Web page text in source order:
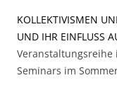
KOLLEKTIVISMEN
UND IHR EINFLUSS
Veranstaltungsreihe
Seminars im